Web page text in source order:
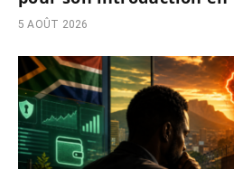
5 AOÛT 2026